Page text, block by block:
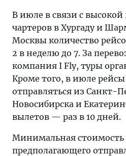
В июле в связи с
чартеров в Хургаду и
Москвы количество
2 в неделю до 7. За
компания I Fly, туры
Кроме того, в июле рейсы
отправляться из Санкт-
Новосибирска и
вылетов — раз в 10 дней.
Минимальная стоимость
предполагающего